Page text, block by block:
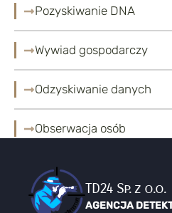
Pozyskiwanie DNA
Wywiad gospodarczy
Odzyskiwanie danych
Obserwacja osób
TD24 Sp. z o.o.
AGENCJA